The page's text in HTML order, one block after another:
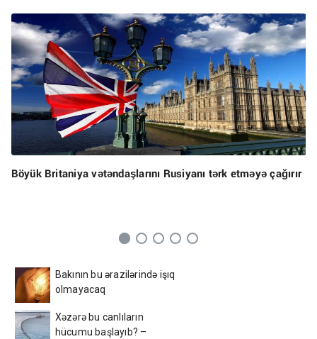
Böyük Britaniya vətəndaşlarını Rusiyanı tərk etməyə çağırır
Bakının bu ərazilərində işıq
olmayacaq
Xəzərə bu canlıların
hücumu başlayıb? –